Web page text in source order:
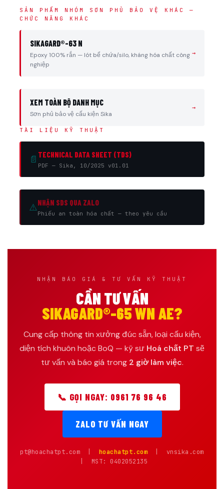
SẢN PHẨM NHÓM SƠN PHỦ BẢO VỆ KHÁC —
CHỨC NĂNG KHÁC
SIKAGARD®-63 N
Epoxy 100% rắn — lót bể chứa/silo, kháng hóa chất công
nghiệp
→
XEM TOÀN BỘ DANH MỤC
Sơn phủ bảo vệ cấu kiện Sika
→
TÀI LIỆU KỸ THUẬT
📄 TECHNICAL DATA SHEET (TDS)
PDF — Sika, 10/2025 v01.01
⚠️NHẬN SDS QUA ZALO
Phiếu an toàn hóa chất — theo yêu cầu
NHẬN BÁO GIÁ & TƯ VẤN KỸ THUẬT
CẦN TƯ VẤN
SIKAGARD®-65 WN AE?
Cung cấp thông tin xưởng đúc sẵn, loại cấu kiện,
diện tích khuôn hoặc BoQ — kỹ sư Hoá chất PT sẽ
tư vấn và báo giá trong 2 giờ làm việc.
📞 GỌI NGAY: 0961 76 96 46
ZALO TƯ VẤN NGAY
pt@hoachatpt.com | hoachatpt.com | vnsika.com
| MST: 0402052135